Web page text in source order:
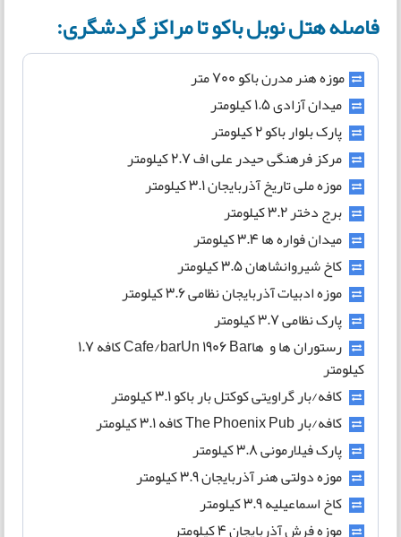
فاصله هتل نوبل باکو تا مراکز گردشگری:
موزه هنر مدرن باکو 700 متر
میدان آزادی 1.5 کیلومتر
پارک بلوار باکو 2 کیلومتر
مرکز فرهنگی حیدر علی اف 2.7 کیلومتر
موزه ملی تاریخ آذربایجان 3.1 کیلومتر
برج دختر 3.2 کیلومتر
میدان فواره ها 3.4 کیلومتر
کاخ شیروانشاهان 3.5 کیلومتر
موزه ادبیات آذربایجان نظامی 3.6 کیلومتر
پارک نظامی 3.7 کیلومتر
رستوران ها و هاCafe/barUn 1906 Bar کافه 1.7
کیلومتر
کافه/بار گراویتی کوکتل بار باکو 3.1 کیلومتر
کافه/بار The Phoenix Pub کافه 3.1 کیلومتر
پارک فیلارمونی 3.8 کیلومتر
موزه دولتی هنر آذربایجان 3.9 کیلومتر
کاخ اسماعیلیه 3.9 کیلومتر
موزه فرش آذربایجان 4 کیلومتر